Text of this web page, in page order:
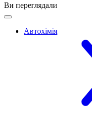
Ви переглядали
Автохімія